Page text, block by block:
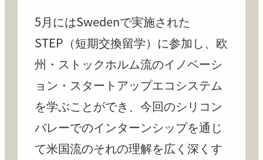
5月にはSwedenで実施された
STEP（短期交換留学）に参加し、欧
州・ストックホルム流のイノベーシ
ョン・スタートアップエコシステム
を学ぶことができ、今回のシリコン
バレーでのインターンシップを通じ
て米国流のそれの理解を広く深くす